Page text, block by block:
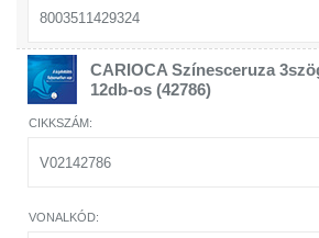
8003511429324
CARIOCA Színesceruza
12db-os (42786)
V02142786